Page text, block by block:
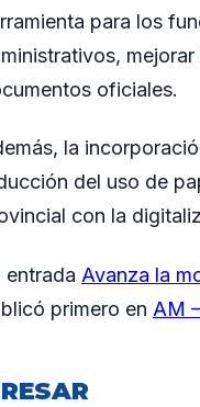
para los
oficiales.
la
del uso de
con la
entrada Avanza la
primero en AM